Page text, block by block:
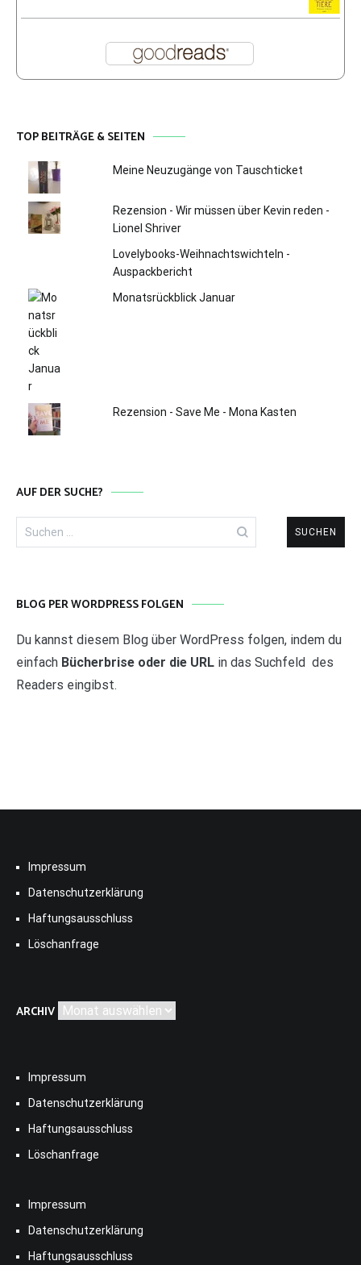
TOP BEITRÄGE & SEITEN
Meine Neuzugänge von Tauschticket
Rezension - Wir müssen über Kevin reden -
Lionel Shriver
Lovelybooks-Weihnachtswichteln -
Auspackbericht
Monatsrückblick Januar
Rezension - Save Me - Mona Kasten
AUF DER SUCHE?
nach:
BLOG PER WORDPRESS FOLGEN
Du kannst diesem Blog über WordPress folgen, indem du
einfach Bücherbrise oder die URL in das Suchfeld des
Readers eingibst.
Impressum
Datenschutzerklärung
Haftungsausschluss
Löschanfrage
ARCHIV Archiv
Impressum
Datenschutzerklärung
Haftungsausschluss
Löschanfrage
Impressum
Datenschutzerklärung
Haftungsausschluss